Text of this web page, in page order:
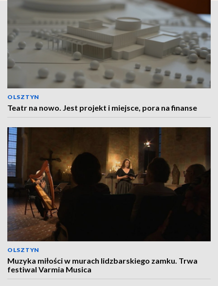
OLSZTYN
Teatr na nowo. Jest projekt i miejsce, pora na finanse
OLSZTYN
Muzyka miłości w murach lidzbarskiego zamku. Trwa
festiwal Varmia Musica